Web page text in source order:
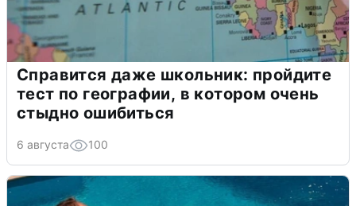
Справится даже школьник: пройдите
тест по географии, в котором очень
стыдно ошибиться
6 августа 100